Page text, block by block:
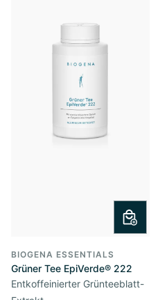
BIOGENA ESSENTIALS
Grüner Tee EpiVerde® 222
Entkoffeinierter Grünteeblatt-